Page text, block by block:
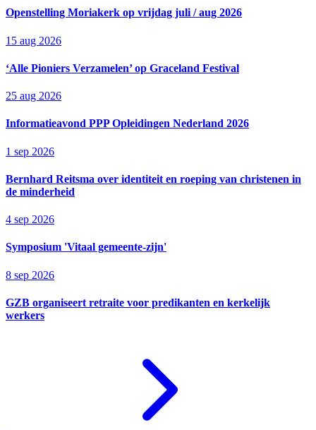
Openstelling Moriakerk op vrijdag juli / aug 2026
15 aug 2026
‘Alle Pioniers Verzamelen’ op Graceland Festival
25 aug 2026
Informatieavond PPP Opleidingen Nederland 2026
1 sep 2026
Bernhard Reitsma over identiteit en roeping van christenen in
de minderheid
4 sep 2026
Symposium 'Vitaal gemeente-zijn'
8 sep 2026
GZB organiseert retraite voor predikanten en kerkelijk
werkers